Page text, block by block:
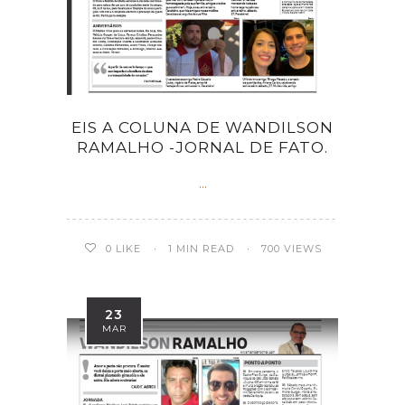
EIS A COLUNA DE WANDILSON
RAMALHO -JORNAL DE FATO.
...
0 LIKE 1 MIN READ 700 VIEWS
23
MAR